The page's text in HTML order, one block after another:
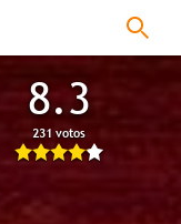
8.3
231 votos